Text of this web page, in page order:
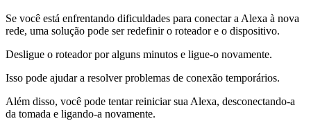
Se você está enfrentando dificuldades para conectar a Alexa à nova
rede, uma solução pode ser redefinir o roteador e o dispositivo.
Desligue o roteador por alguns minutos e ligue-o novamente.
Isso pode ajudar a resolver problemas de conexão temporários.
Além disso, você pode tentar reiniciar sua Alexa, desconectando-a
da tomada e ligando-a novamente.